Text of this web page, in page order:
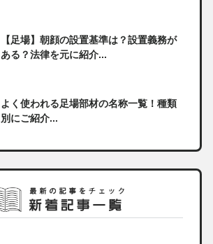
【足場】朝顔の設置基準は？設置義務が
ある？法律を元に紹介...
よく使われる足場部材の名称一覧！種類
別にご紹介...